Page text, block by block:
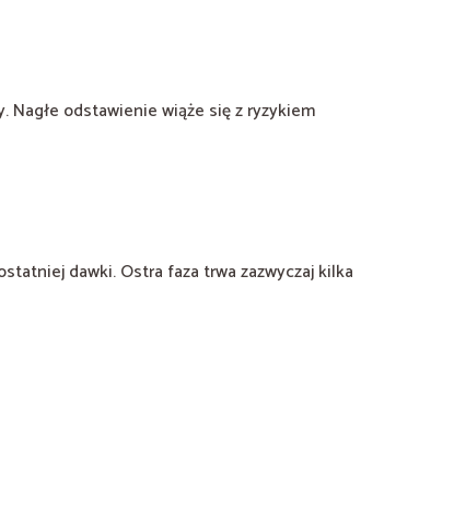
odstawienie wiąże się z ryzykiem
dawki. Ostra faza trwa zazwyczaj kilka